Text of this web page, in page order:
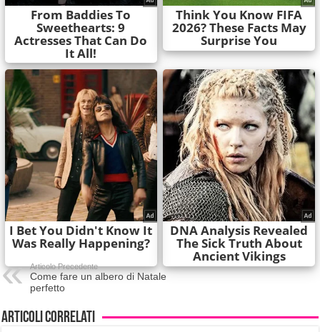
Articolo Precedente
Come fare un albero di Natale
perfetto
Articoli correlati